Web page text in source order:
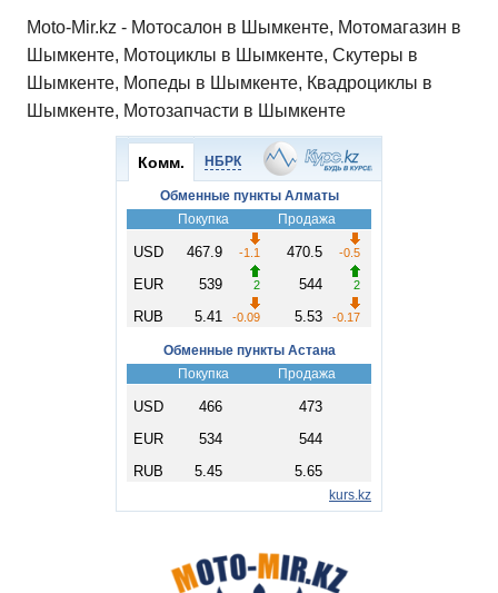
Moto-Mir.kz - Мотосалон в Шымкенте, Мотомагазин в
Шымкенте, Мотоциклы в Шымкенте, Скутеры в
Шымкенте, Мопеды в Шымкенте, Квадроциклы в
Шымкенте, Мотозапчасти в Шымкенте